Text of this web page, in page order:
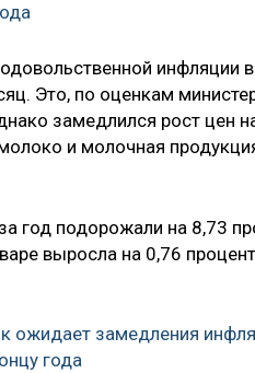
инфляции
Это, по оценкам
замедлился рост цен
и молочная
год подорожали на 8,73
выросла на 0,76
ожидает замедления
года